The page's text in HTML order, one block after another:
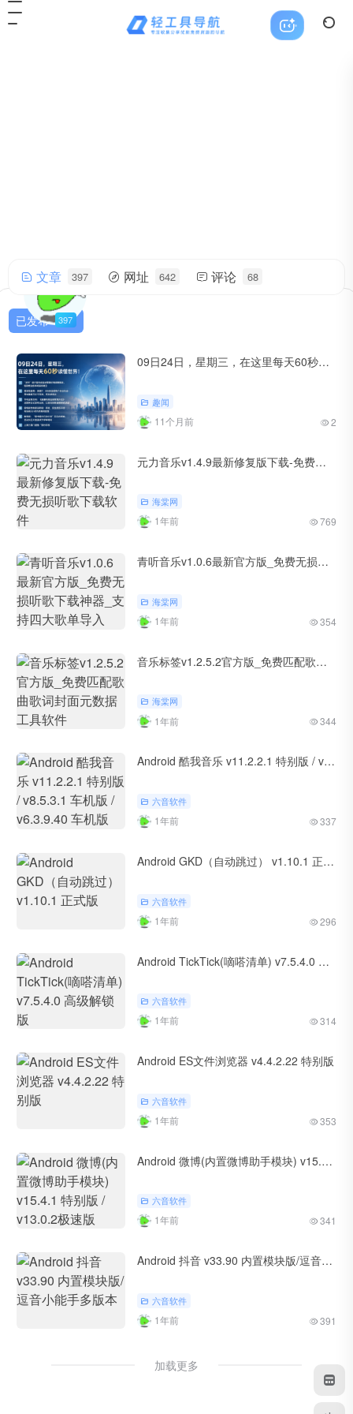
轻工具
文章 397 网址 642 评论 68
已发布 397
09日24日，星期三，在这里每天60秒读懂世界！
趣闻
11个月前 2
元力音乐v1.4.9最新修复版下载-免费无损听歌下载软件
海棠网
1年前 769
青听音乐v1.0.6最新官方版_免费无损听歌下载神器_支持四大歌单导入
海棠网
1年前 354
音乐标签v1.2.5.2官方版_免费匹配歌曲歌词封面元数据工具软件
海棠网
1年前 344
Android 酷我音乐 v11.2.2.1 特别版 / v8.5.3.1 车机版 / v6.3.9.40 车机版
六音软件
1年前 337
Android GKD（自动跳过） v1.10.1 正式版
六音软件
1年前 296
Android TickTick(嘀嗒清单) v7.5.4.0 高级解锁版
六音软件
1年前 314
Android ES文件浏览器 v4.4.2.22 特别版
六音软件
1年前 353
Android 微博(内置微博助手模块) v15.4.1 特别版 / v13.0.2极速版
六音软件
1年前 341
Android 抖音 v33.90 内置模块版/逗音小能手多版本
六音软件
1年前 391
加载更多